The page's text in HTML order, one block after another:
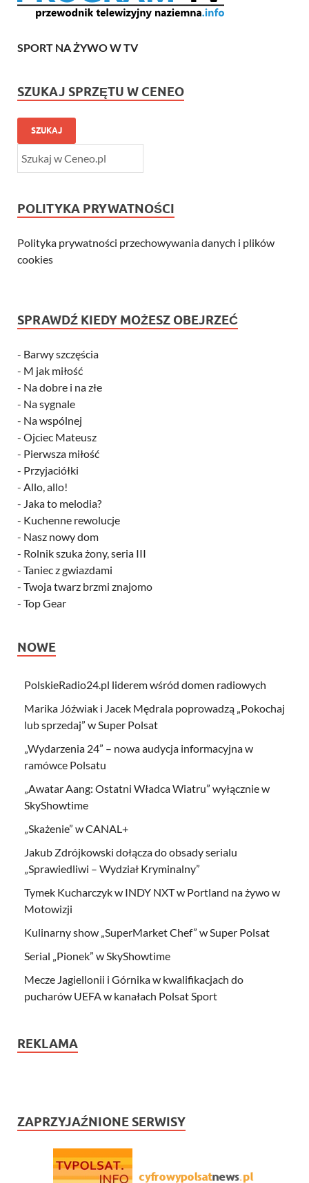
SPORT NA ŻYWO W TV
SZUKAJ SPRZĘTU W CENEO
SZUKAJ
POLITYKA PRYWATNOŚCI
Polityka prywatności przechowywania danych i plików
cookies
SPRAWDŹ KIEDY MOŻESZ OBEJRZEĆ
- Barwy szczęścia
- M jak miłość
- Na dobre i na złe
- Na sygnale
- Na wspólnej
- Ojciec Mateusz
- Pierwsza miłość
- Przyjaciółki
- Allo, allo!
- Jaka to melodia?
- Kuchenne rewolucje
- Nasz nowy dom
- Rolnik szuka żony, seria III
- Taniec z gwiazdami
- Twoja twarz brzmi znajomo
- Top Gear
NOWE
PolskieRadio24.pl liderem wśród domen radiowych
Marika Jóźwiak i Jacek Mędrala poprowadzą „Pokochaj
lub sprzedaj” w Super Polsat
„Wydarzenia 24” – nowa audycja informacyjna w
ramówce Polsatu
„Awatar Aang: Ostatni Władca Wiatru” wyłącznie w
SkyShowtime
„Skażenie” w CANAL+
Jakub Zdrójkowski dołącza do obsady serialu
„Sprawiedliwi – Wydział Kryminalny”
Tymek Kucharczyk w INDY NXT w Portland na żywo w
Motowizji
Kulinarny show „SuperMarket Chef” w Super Polsat
Serial „Pionek” w SkyShowtime
Mecze Jagiellonii i Górnika w kwalifikacjach do
pucharów UEFA w kanałach Polsat Sport
REKLAMA
ZAPRZYJAŹNIONE SERWISY